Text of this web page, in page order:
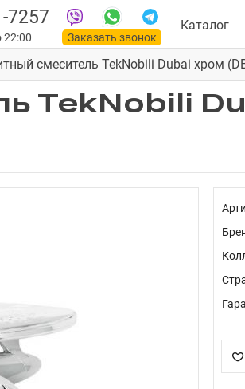
7257
22:00
Заказать звонок
Каталог
смеситель TekNobili Dubai хром
TekNobili